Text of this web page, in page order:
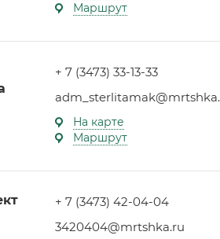
Маршрут
+ 7 (3473) 33-13-33
На карте
Маршрут
+ 7 (3473) 42-04-04
3420404@mrtshka.ru